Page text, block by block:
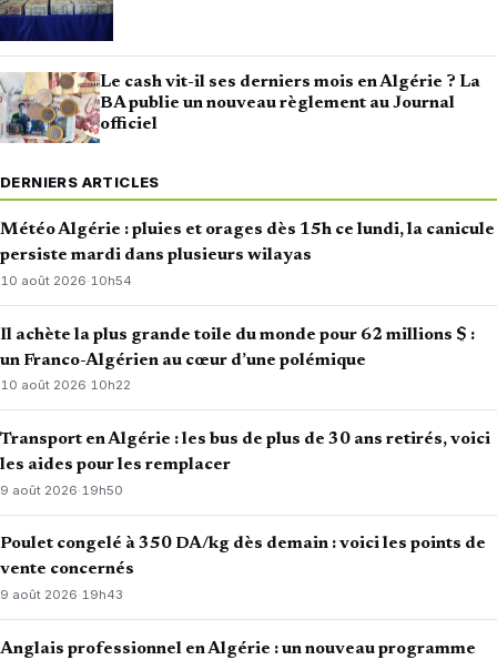
Le cash vit-il ses derniers mois en Algérie ? La
BA publie un nouveau règlement au Journal
officiel
DERNIERS ARTICLES
Météo Algérie : pluies et orages dès 15h ce lundi, la canicule
persiste mardi dans plusieurs wilayas
10 août 2026·10h54
Il achète la plus grande toile du monde pour 62 millions $ :
un Franco-Algérien au cœur d’une polémique
10 août 2026·10h22
Transport en Algérie : les bus de plus de 30 ans retirés, voici
les aides pour les remplacer
9 août 2026· 19h50
Poulet congelé à 350 DA/kg dès demain : voici les points de
vente concernés
9 août 2026·19h43
Anglais professionnel en Algérie : un nouveau programme